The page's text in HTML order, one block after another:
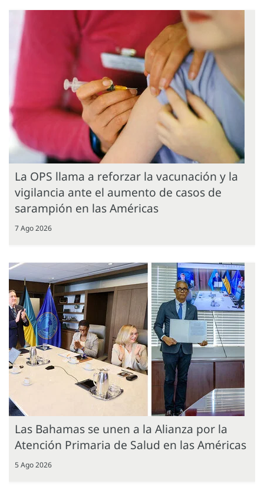
La OPS llama a reforzar la vacunación y la
vigilancia ante el aumento de casos de
sarampión en las Américas
7 Ago 2026
Las Bahamas se unen a la Alianza por la
Atención Primaria de Salud en las Américas
5 Ago 2026